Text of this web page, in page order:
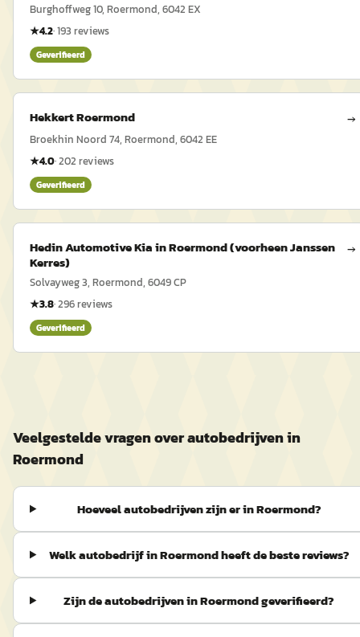
Burghoffweg 10, Roermond, 6042 EX
★4.2·193 reviews
Geverifieerd
Hekkert Roermond →
Broekhin Noord 74, Roermond, 6042 EE
★4.0·202 reviews
Geverifieerd
Hedin Automotive Kia in Roermond (voorheen Janssen
Kerres)
→
Solvayweg 3, Roermond, 6049 CP
★3.8·296reviews
Geverifieerd
Veelgestelde vragen over autobedrijven in
Roermond
Hoeveel autobedrijven zijn er in Roermond?
Welk autobedrijf in Roermond heeft de beste reviews?
Zijn de autobedrijven in Roermond geverifieerd?